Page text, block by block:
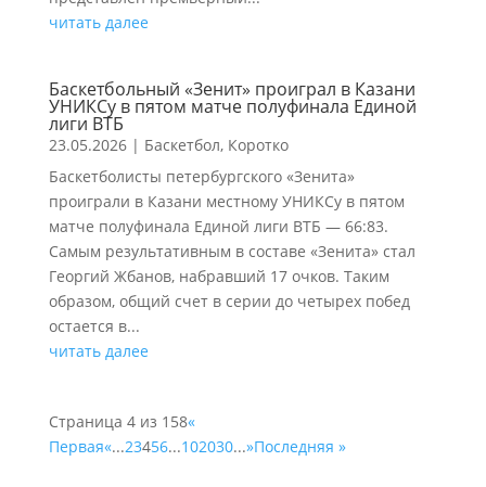
читать далее
Баскетбольный «Зенит» проиграл в Казани
УНИКСу в пятом матче полуфинала Единой
лиги ВТБ
23.05.2026| Баскетбол, Коротко
Баскетболисты петербургского «Зенита»
проиграли в Казани местному УНИКСу в пятом
матче полуфинала Единой лиги ВТБ — 66:83.
Самым результативным в составе «Зенита» стал
Георгий Жбанов, набравший 17 очков. Таким
образом, общий счет в серии до четырех побед
остается в...
читать далее
Страница 4 из 158«
Первая«...23456...102030...»Последняя »